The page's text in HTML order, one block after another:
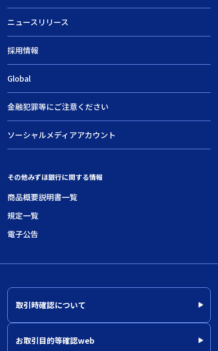
ニュースリリース
採用情報
Global
金融犯罪等にご注意ください
ソーシャルメディアアカウント
その他みずほ銀行に関する情報
商品概要説明書一覧
規定一覧
電子公告
取引時確認について
お取引目的等確認web